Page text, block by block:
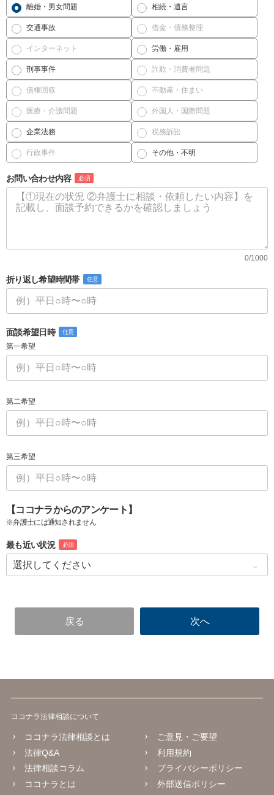
離婚・男女問題 相続・遺言
交通事故 借金・債務整理
インターネット 労働・雇用
刑事事件 詐欺・消費者問題
債権回収 不動産・住まい
医療・介護問題 外国人・国際問題
企業法務 税務訴訟
行政事件 その他・不明
お問い合わせ内容 必須
0/1000
折り返し希望時間帯 任意
面談希望日時 任意
第一希望
第二希望
第三希望
【ココナラからのアンケート】
※弁護士には通知されません
最も近い状況 必須
ココナラ法律相談について
ココナラ法律相談とは
法律Q&A
法律相談コラム
ココナラとは
ご意見・ご要望
利用規約
プライバシーポリシー
外部送信ポリシー